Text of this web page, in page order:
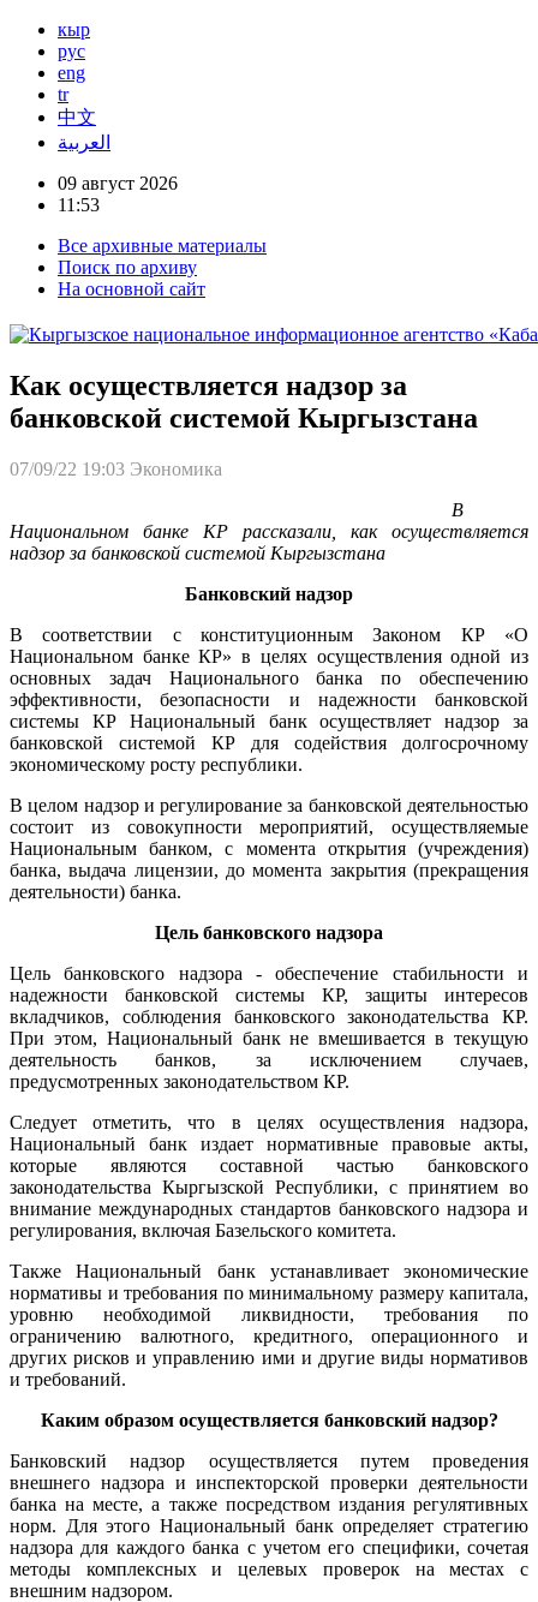
кыр
рус
eng
tr
中文
العربية
09 август 2026
11:53
Все архивные материалы
Поиск по архиву
На основной сайт
Как осуществляется надзор за
банковской системой Кыргызстана
07/09/22 19:03 Экономика
В
Национальном банке КР рассказали, как осуществляется
надзор за банковской системой Кыргызстана
Банковский надзор
В соответствии с конституционным Законом КР «О
Национальном банке КР» в целях осуществления одной из
основных задач Национального банка по обеспечению
эффективности, безопасности и надежности банковской
системы КР Национальный банк осуществляет надзор за
банковской системой КР для содействия долгосрочному
экономическому росту республики.
В целом надзор и регулирование за банковской деятельностью
состоит из совокупности мероприятий, осуществляемые
Национальным банком, с момента открытия (учреждения)
банка, выдача лицензии, до момента закрытия (прекращения
деятельности) банка.
Цель банковского надзора
Цель банковского надзора - обеспечение стабильности и
надежности банковской системы КР, защиты интересов
вкладчиков, соблюдения банковского законодательства КР.
При этом, Национальный банк не вмешивается в текущую
деятельность банков, за исключением случаев,
предусмотренных законодательством КР.
Следует отметить, что в целях осуществления надзора,
Национальный банк издает нормативные правовые акты,
которые являются составной частью банковского
законодательства Кыргызской Республики, с принятием во
внимание международных стандартов банковского надзора и
регулирования, включая Базельского комитета.
Также Национальный банк устанавливает экономические
нормативы и требования по минимальному размеру капитала,
уровню необходимой ликвидности, требования по
ограничению валютного, кредитного, операционного и
других рисков и управлению ими и другие виды нормативов
и требований.
Каким образом осуществляется банковский надзор?
Банковский надзор осуществляется путем проведения
внешнего надзора и инспекторской проверки деятельности
банка на месте, а также посредством издания регулятивных
норм. Для этого Национальный банк определяет стратегию
надзора для каждого банка с учетом его специфики, сочетая
методы комплексных и целевых проверок на местах с
внешним надзором.